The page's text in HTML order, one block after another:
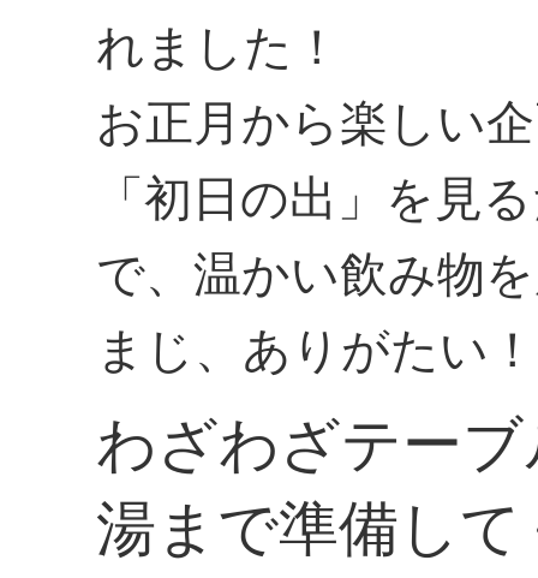
れました！
お正月から楽しい
「初日の出」を見
で、温かい飲み物
まじ、ありがたい！
わざわざテー
湯まで準備し